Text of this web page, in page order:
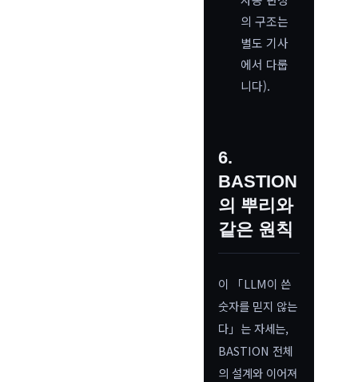
의 구조는
별도 기사
에서 다룹
니다).
6.
BASTION
의 뿌리와
같은 원칙
이 「LLM이 쓴
숫자를 믿지 않는
다」는 자세는,
BASTION 전체
의 설계와 이어져